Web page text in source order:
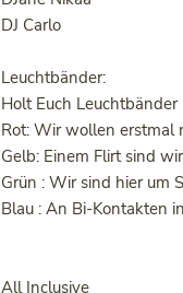
DJ Carlo
Leuchtbänder:
Holt Euch
Rot: Wir wollen erstmal
Gelb: Einem Flirt sind
Grün : Wir sind hier um
Blau : An Bi-Kontakten
All Inclusive